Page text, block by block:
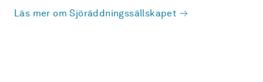
Läs mer om Sjöräddningssällskapet